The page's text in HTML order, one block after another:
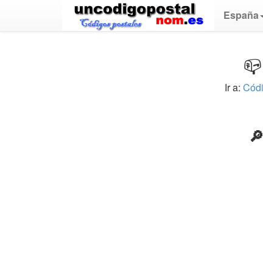
España
Ir a: